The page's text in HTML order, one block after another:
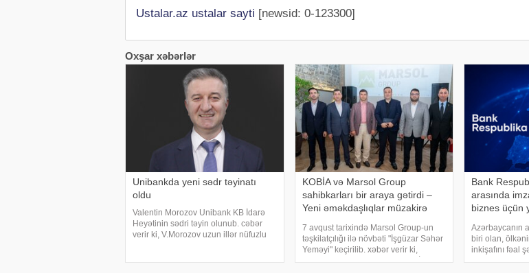
Ustalar.az ustalar sayti [newsid: 0-123300]
Oxşar xəbərlər
Unibankda yeni sədr təyinatı
oldu
Valentin Morozov Unibank KB İdarə
Heyətinin sədri təyin olunub. cəbər
verir ki, V.Morozov uzun illər nüfuzlu
KOBİA və Marsol Group
sahibkarları bir araya gətirdi –
Yeni əməkdaşlıqlar müzakirə
7 avqust tarixində Marsol Group-un
təşkilatçılığı ilə növbəti "İşgüzar Səhər
Yeməyi" keçirilib. xəbər verir ki,
tədbirdə Kiçik və Orta Biznesin İnkişafı
Bank
arasında
biznes üçün
Azərbaycanın
biri olan,
inkişafını fəal
Bank